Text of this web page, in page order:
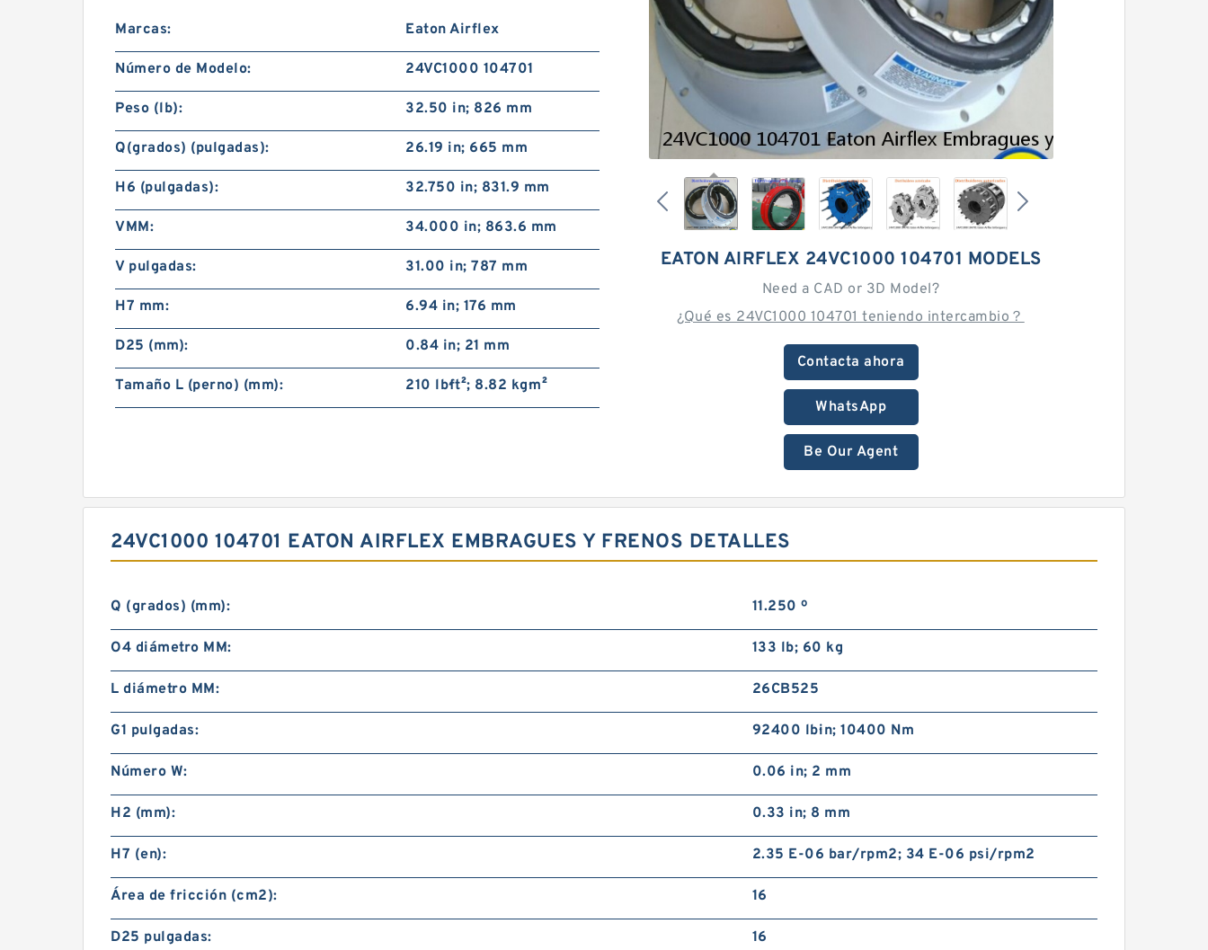
EATON AIRFLEX 24VC1000 104701 MODELS
Need a CAD or 3D Model?
¿Qué es 24VC1000 104701 teniendo intercambio？
Contacta ahora
WhatsApp
Be Our Agent
Marcas: Eaton Airflex
Número de Modelo: 24VC1000 104701
Peso (lb): 32.50 in; 826 mm
Q(grados) (pulgadas): 26.19 in; 665 mm
H6 (pulgadas): 32.750 in; 831.9 mm
VMM: 34.000 in; 863.6 mm
V pulgadas: 31.00 in; 787 mm
H7 mm: 6.94 in; 176 mm
D25 (mm): 0.84 in; 21 mm
Tamaño L (perno) (mm): 210 lb·ft²; 8.82 kg·m²
24VC1000 104701 EATON AIRFLEX EMBRAGUES Y FRENOS DETALLES
Q (grados) (mm): 11.250 º
O4 diámetro MM: 133 lb; 60 kg
L diámetro MM: 26CB525
G1 pulgadas: 92400 lb·in; 10400 Nm
Número W: 0.06 in; 2 mm
H2 (mm): 0.33 in; 8 mm
H7 (en): 2.35 E-06 bar/rpm2; 34 E-06 psi/rpm2
Área de fricción (cm2): 16
D25 pulgadas: 16